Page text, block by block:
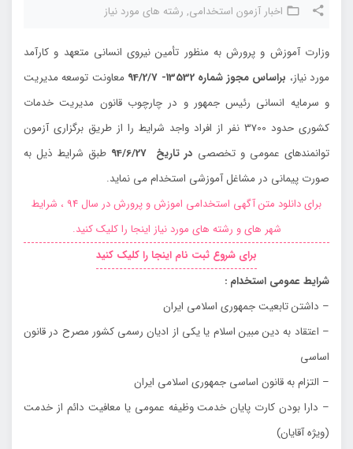
اخبار آزمون استخدامی, رشته های مورد نیاز
وزارت آموزش و پرورش به منظور تأمين نيروي انساني متعهد و كارآمد
مورد نياز، براساس مجوز شماره 13532- 94/2/7
معاونت توسعه مديريت
و سرمايه انساني رئيس جمهور و در چارچوب قانون مديريت خدمات
كشوري حدود 3700 نفر از افراد واجد شرايط را از طريق برگزاري آزمون
توانمندهاي عمومي و تخصصي در تاريخ 94/6/27
طبق شرايط ذيل به
صورت پيماني در مشاغل آموزشي استخدام مي نمايد.
برای دانلود متن آگهی استخدامی اموزش و پرورش در سال 94 ، شرایط
شهر های و رشته های مورد نیاز اینجا را کلیک کنید.
برای شروع ثبت نام اینجا را کلیک کنید
شرايط عمومي استخدام :
– داشتن تابعيت جمهوري اسلامي ايران
– اعتقاد به دين مبين اسلام يا يكي از اديان رسمي كشور مصرح در قانون
اساسي
– التزام به قانون اساسي جمهوري اسلامي ايران
– دارا بودن كارت پايان خدمت وظيفه عمومي يا معافيت دائم از خدمت
(ويژه آقايان)